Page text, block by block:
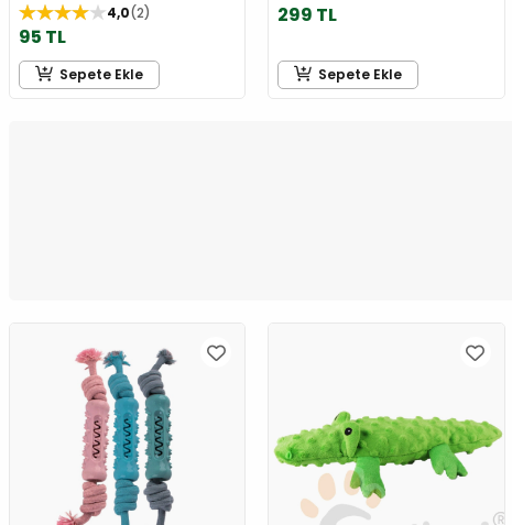
4,0 2
95 TL
Sepete Ekle
299 TL
Sepete Ekle